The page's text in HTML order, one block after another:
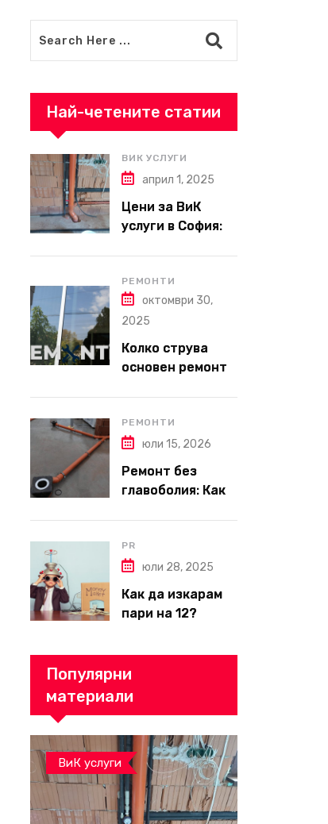
Най-четените статии
ВИК УСЛУГИ
април 1, 2025
Цени за ВиК
услуги в София:
2025 г.?
РЕМОНТИ
октомври 30,
2025
Колко струва
основен ремонт
пълен наръчник
за планиране и
бюджет
РЕМОНТИ
юли 15, 2026
Ремонт без
главоболия: Как
за вътрешни
ремонти във
Варна
PR
юли 28, 2025
Как да изкарам
пари на 12?
Популярни
материали
ВиК услуги